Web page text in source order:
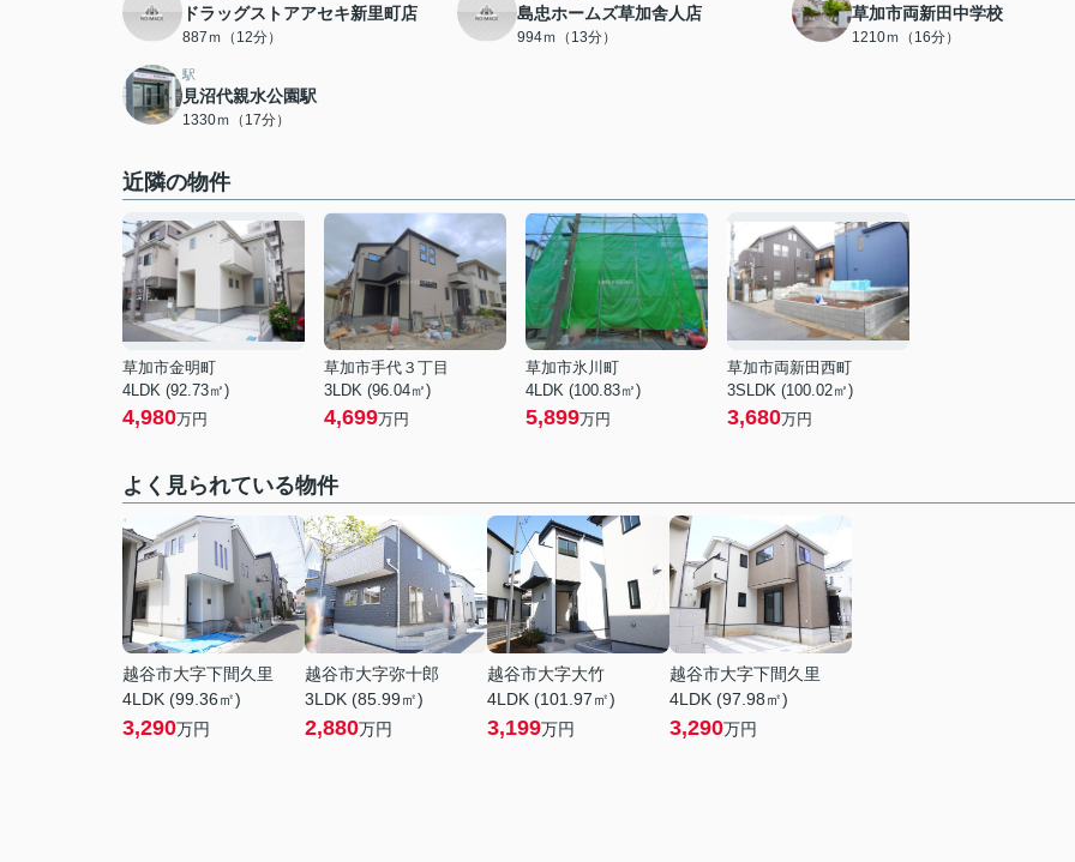
ドラッグストアアセキ新里町店
887ｍ（12分）
島忠ホームズ草加舎人店
994ｍ（13分）
草加市両新田中学校
1210ｍ（16分）
駅
見沼代親水公園駅
1330ｍ（17分）
近隣の物件
草加市金明町
4LDK (92.73㎡)
4,980万円
草加市手代３丁目
3LDK (96.04㎡)
4,699万円
草加市氷川町
4LDK (100.83㎡)
5,899万円
草加市両新田西町
3SLDK (100.02㎡)
3,680万円
よく見られている物件
越谷市大字下間久里
4LDK (99.36㎡)
3,290万円
越谷市大字弥十郎
3LDK (85.99㎡)
2,880万円
越谷市大字大竹
4LDK (101.97㎡)
3,199万円
越谷市大字下間久里
4LDK (97.98㎡)
3,290万円